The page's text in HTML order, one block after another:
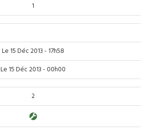
1
Le 15 Déc 2013 - 17h58
Le 15 Déc 2013 - 00h00
2